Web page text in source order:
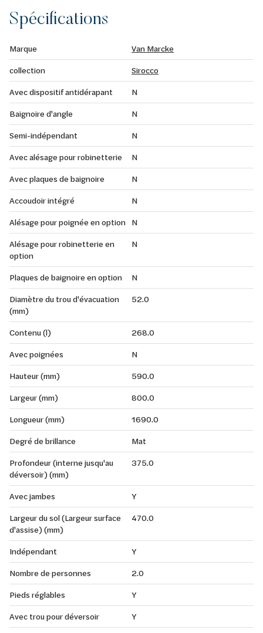
Spécifications
Marque
Van Marcke
collection
Sirocco
Avec dispositif antidérapant
N
Baignoire d'angle
N
Semi-indépendant
N
Avec alésage pour robinetterie
N
Avec plaques de baignoire
N
Accoudoir intégré
N
Alésage pour poignée en option N
Alésage pour robinetterie en
option
N
Plaques de baignoire en option
N
Diamètre du trou d'évacuation
(mm)
52.0
Contenu (l)
268.0
Avec poignées
N
Hauteur (mm)
590.0
Largeur (mm)
800.0
Longueur (mm)
1690.0
Degré de brillance
Mat
Profondeur (interne jusqu'au
déversoir) (mm)
375.0
Avec jambes
Y
Largeur du sol (Largeur surface
d'assise) (mm)
470.0
Indépendant
Y
Nombre de personnes
2.0
Pieds réglables
Y
Avec trou pour déversoir
Y